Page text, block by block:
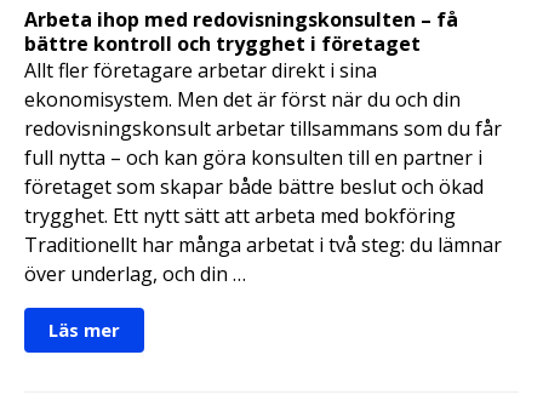
Arbeta ihop med redovisningskonsulten – få
bättre kontroll och trygghet i företaget
Allt fler företagare arbetar direkt i sina
ekonomisystem. Men det är först när du och din
redovisningskonsult arbetar tillsammans som du får
full nytta – och kan göra konsulten till en partner i
företaget som skapar både bättre beslut och ökad
trygghet. Ett nytt sätt att arbeta med bokföring
Traditionellt har många arbetat i två steg: du lämnar
över underlag, och din …
Läs mer